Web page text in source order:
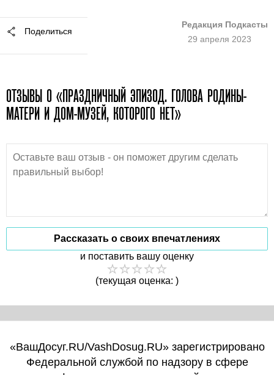
Поделиться
Редакция Подкасты
29 апреля 2023
ОТЗЫВЫ О «ПРАЗДНИЧНЫЙ ЭПИЗОД. ГОЛОВА РОДИНЫ-
МАТЕРИ И ДОМ-МУЗЕЙ, КОТОРОГО НЕТ»
Рассказать о своих впечатлениях
и поставить вашу оценку
(текущая оценка: )
«ВашДосуг.RU/VashDosug.RU» зарегистрировано
Федеральной службой по надзору в сфере